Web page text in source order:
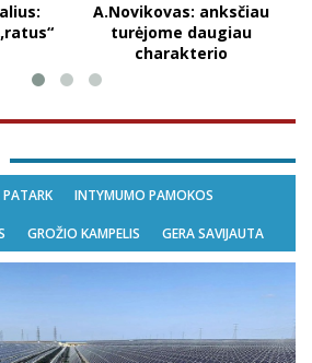
A.Novikovas: anksčiau
turėjome daugiau
charakterio
INTYMUMO PAMOKOS
GROŽIO KAMPELIS GERA SAVIJAUTA